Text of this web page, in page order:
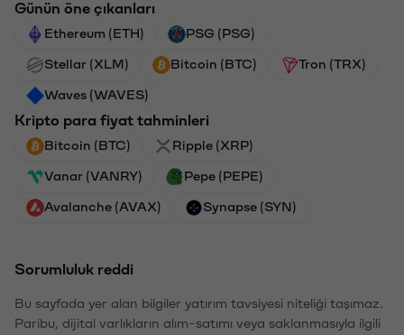
Günün öne çıkanları
Ethereum (ETH) PSG (PSG)
Stellar (XLM) Bitcoin (BTC) Tron (TRX)
Waves (WAVES)
Kripto para fiyat tahminleri
Bitcoin (BTC) Ripple (XRP)
Vanar (VANRY) Pepe (PEPE)
Avalanche (AVAX) Synapse (SYN)
Sorumluluk reddi
Bu sayfada yer alan bilgiler yatırım tavsiyesi niteliği taşımaz.
Paribu, dijital varlıkların alım-satımı veya saklanmasıyla ilgili